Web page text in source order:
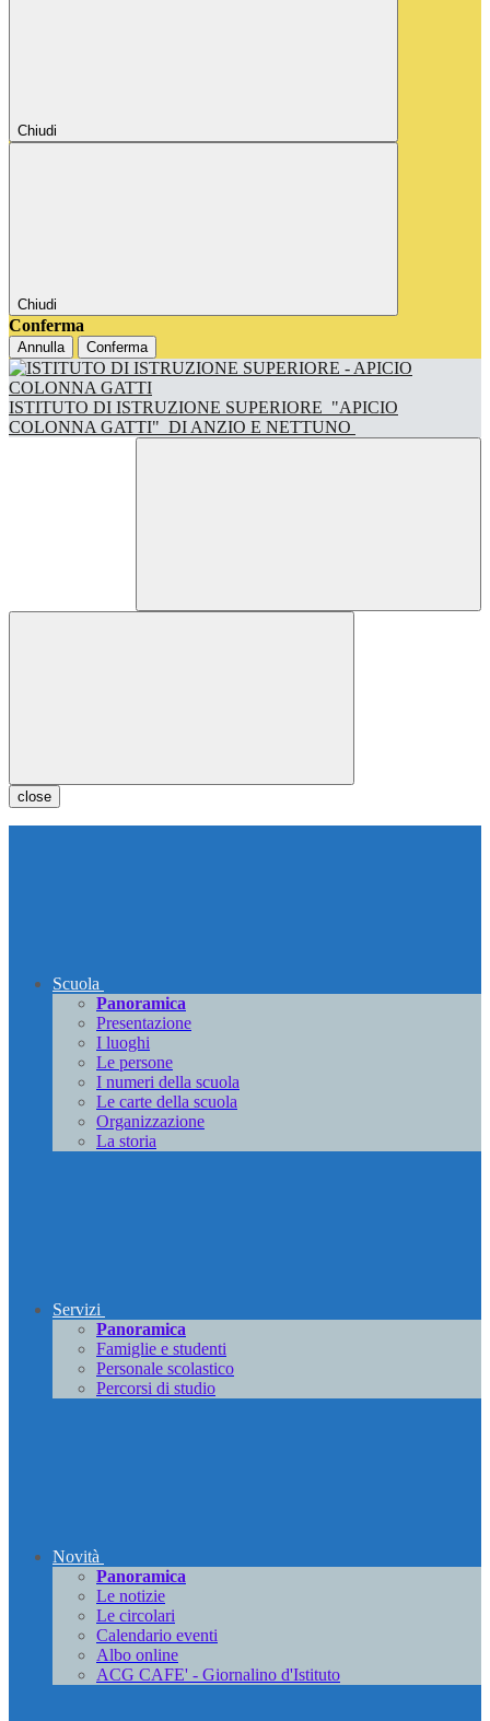
Chiudi
Chiudi
Conferma
Annulla Conferma
ISTITUTO DI ISTRUZIONE SUPERIORE "APICIO
COLONNA GATTI" DI ANZIO E NETTUNO
close
Scuola
Panoramica
Presentazione
I luoghi
Le persone
I numeri della scuola
Le carte della scuola
Organizzazione
La storia
Servizi
Panoramica
Famiglie e studenti
Personale scolastico
Percorsi di studio
Novità
Panoramica
Le notizie
Le circolari
Calendario eventi
Albo online
ACG CAFE' - Giornalino d'Istituto